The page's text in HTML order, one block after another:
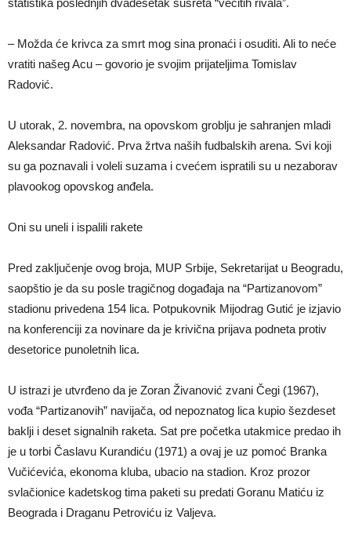
– Možda će krivca za smrt mog sina pronaći i osuditi. Ali to neće
vratiti našeg Acu – govorio je svojim prijateljima Tomislav
Radović.
U utorak, 2. novembra, na opovskom groblju je sahranjen mladi
Aleksandar Radović. Prva žrtva naših fudbalskih arena. Svi koji
su ga poznavali i voleli suzama i cvećem ispratili su u nezaborav
plavookog opovskog anđela.
Oni su uneli i ispalili rakete
Pred zaključenje ovog broja, MUP Srbije, Sekretarijat u Beogradu,
saopštio je da su posle tragičnog događaja na “Partizanovom”
stadionu privedena 154 lica. Potpukovnik Mijodrag Gutić je izjavio
na konferenciji za novinare da je krivična prijava podneta protiv
desetorice punoletnih lica.
U istrazi je utvrđeno da je Zoran Živanović zvani Čegi (1967),
vođa “Partizanovih” navijača, od nepoznatog lica kupio šezdeset
baklji i deset signalnih raketa. Sat pre početka utakmice predao ih
je u torbi Časlavu Kurandiću (1971) a ovaj je uz pomoć Branka
Vučićevića, ekonoma kluba, ubacio na stadion. Kroz prozor
svlačionice kadetskog tima paketi su predati Goranu Matiću iz
Beograda i Draganu Petroviću iz Valjeva.